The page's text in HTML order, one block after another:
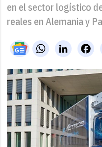
en el sector logístico
reales en Alemania y
WhatsAppLinkedIn